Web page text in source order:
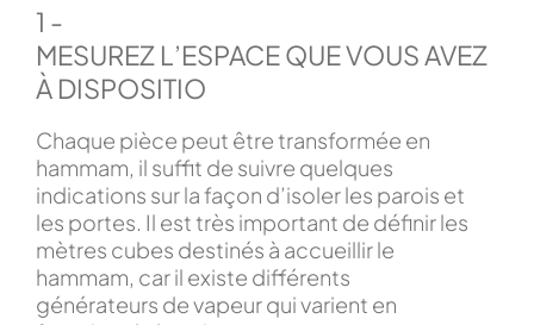
1 -
MESUREZ L’ESPACE QUE VOUS AVEZ
À DISPOSITIO
Chaque pièce peut être transformée en
hammam, il suffit de suivre quelques
indications sur la façon d’isoler les parois et
les portes. Il est très important de définir les
mètres cubes destinés à accueillir le
hammam, car il existe différents
générateurs de vapeur qui varient en